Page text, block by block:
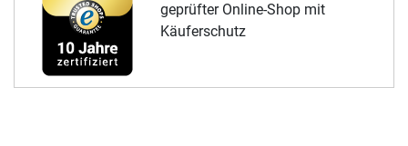
geprüfter Online-Shop mit
Käuferschutz